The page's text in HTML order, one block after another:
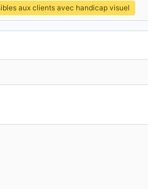
aux clients avec handicap visuel